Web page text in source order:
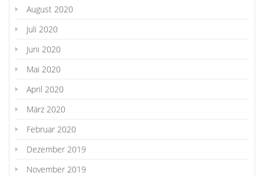
August 2020
Juli 2020
Juni 2020
Mai 2020
April 2020
März 2020
Februar 2020
Dezember 2019
November 2019